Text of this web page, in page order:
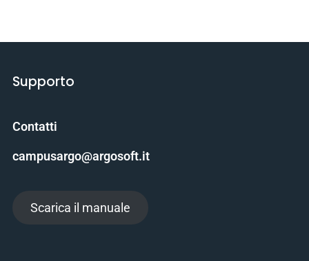
Supporto
Contatti
campusargo@argosoft.it
Scarica il manuale